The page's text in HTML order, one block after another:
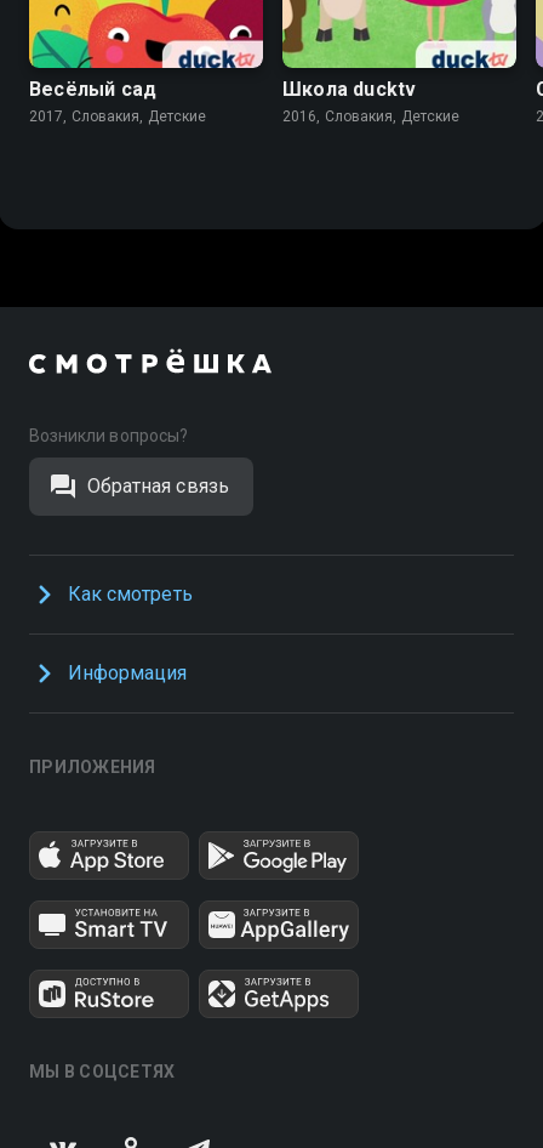
Весёлый сад
2017, Словакия, Детские
Школа ducktv
2016, Словакия, Детские
Возникли вопросы?
Обратная связь
Как смотреть
Информация
ПРИЛОЖЕНИЯ
МЫ В СОЦСЕТЯХ